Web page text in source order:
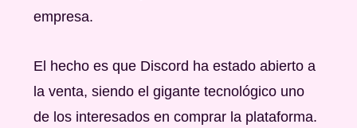
empresa.
El hecho es que Discord ha estado abierto a
la venta, siendo el gigante tecnológico uno
de los interesados en comprar la plataforma.